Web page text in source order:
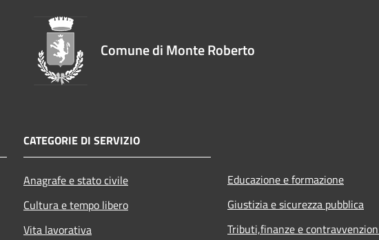
Comune di Monte Roberto
CATEGORIE DI SERVIZIO
Anagrafe e stato civile
Cultura e tempo libero
Vita lavorativa
Educazione e formazione
Giustizia e sicurezza pubblica
Tributi,finanze e